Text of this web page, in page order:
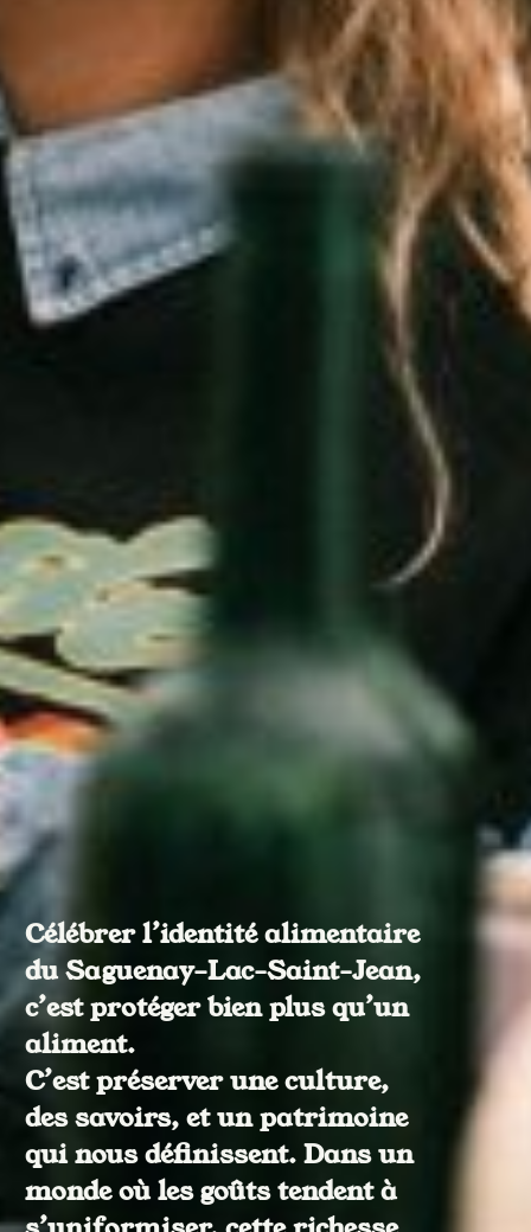
Célébrer l’identité alimentaire
du Saguenay–Lac-Saint-Jean,
c’est protéger bien plus qu’un
aliment.
C’est préserver une culture,
des savoirs, et un patrimoine
qui nous définissent. Dans un
monde où les goûts tendent à